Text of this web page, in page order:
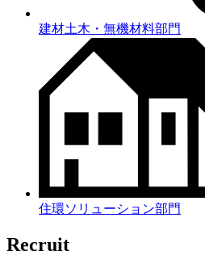
建材土木・無機材料部門
住環ソリューション部門
Recruit